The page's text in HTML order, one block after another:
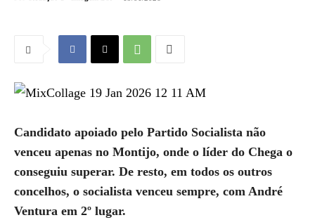
Candidato apoiado pelo Partido Socialista não
venceu apenas no Montijo, onde o líder do Chega o
conseguiu superar. De resto, em todos os outros
concelhos, o socialista venceu sempre, com André
Ventura em 2º lugar.